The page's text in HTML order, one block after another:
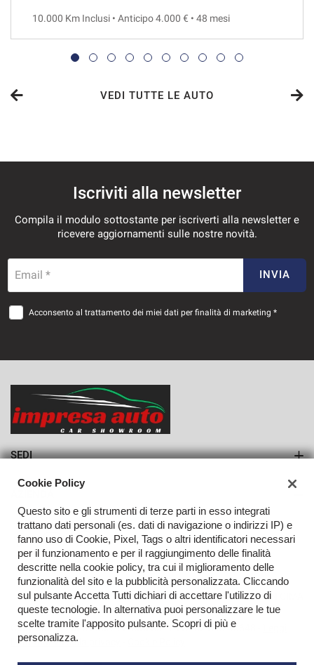
10.000 Km Inclusi • Anticipo 4.000 € • 48 mesi
VEDI TUTTE LE AUTO
Iscriviti alla newsletter
Compila il modulo sottostante per iscriverti alla newsletter e
ricevere aggiornamenti sulle nostre novità.
Email * INVIA
Acconsento al trattamento dei miei dati per finalità di marketing *
SEDI
Azienda
Contatti
TORNA IN CIMA
Copyright © 2026 Impresa Auto Srl - P.IVA 02923240648 -
l'informativa sulla privacy
Cookie Policy
Questo sito e gli strumenti di terze parti in esso integrati
trattano dati personali (es. dati di navigazione o indirizzi IP) e
fanno uso di Cookie, Pixel, Tags o altri identificatori necessari
per il funzionamento e per il raggiungimento delle finalità
descritte nella cookie policy, tra cui il miglioramento delle
funzionalità del sito e la pubblicità personalizzata. Cliccando
sul pulsante Accetta Tutti dichiari di accettare l'utilizzo di
queste tecnologie. In alternativa puoi personalizzare le tue
scelte tramite l'apposito pulsante. Scopri di più e
personalizza.